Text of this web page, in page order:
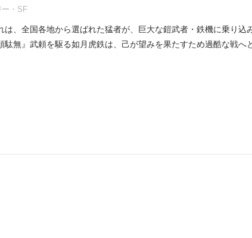
ー・SF
、全国各地から選ばれた猛者が、巨大な鎧武者・鉄機に乗り込
駄無』武頼を駆る如月虎鉄は、己が望みを果たすため過酷な戦